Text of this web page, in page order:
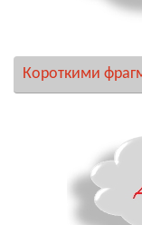
Короткими